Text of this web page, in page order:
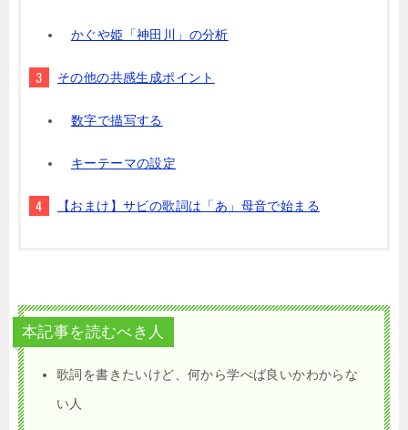
かぐや姫「神田川」の分析
その他の共感生成ポイント
数字で描写する
キーテーマの設定
【おまけ】サビの歌詞は「あ」母音で始まる
本記事を読むべき人
歌詞を書きたいけど、何から学べば良いかわからな
い人